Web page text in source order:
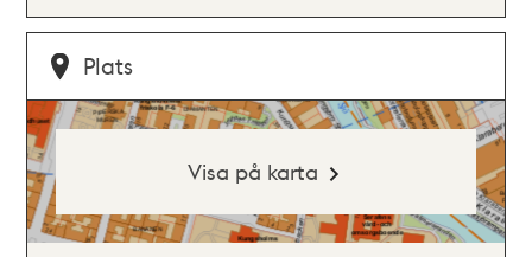
Plats
Visa på karta